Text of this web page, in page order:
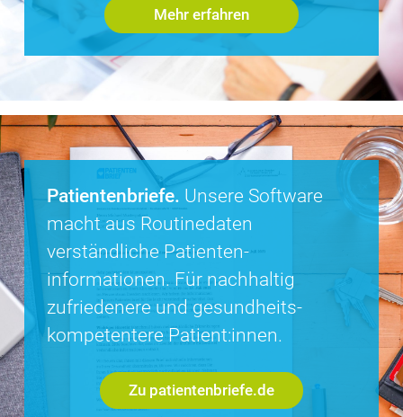
Mehr erfahren
Patientenbriefe. Unsere Software
macht aus Routine­daten
verständliche Patienten­
informationen. Für nachhaltig
zufriedenere und gesundheits­
kompetentere Patient:innen.
Zu patientenbriefe.de